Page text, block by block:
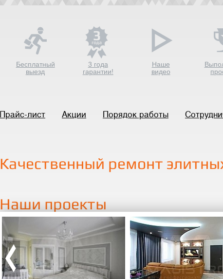
Бесплатный
выезд
3 года
гарантии!
Наше
видео
Прайс-лист Акции Порядок работы
Качественный ремонт
Наши проекты